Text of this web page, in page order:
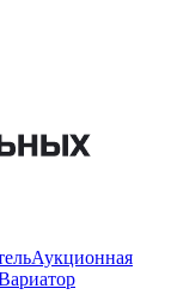
Аукционная